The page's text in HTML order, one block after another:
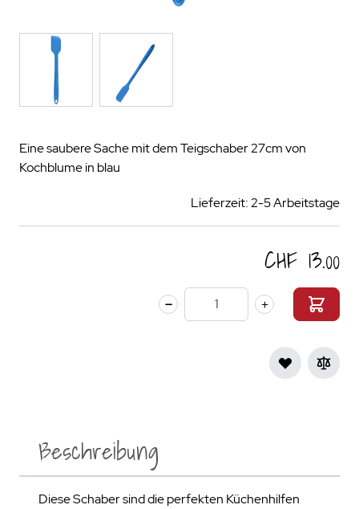
Eine saubere Sache mit dem Teigschaber 27cm von
Kochblume in blau
Lieferzeit: 2-5 Arbeitstage
CHF 13.00
Menge
Beschreibung
Diese Schaber sind die perfekten Küchenhilfen